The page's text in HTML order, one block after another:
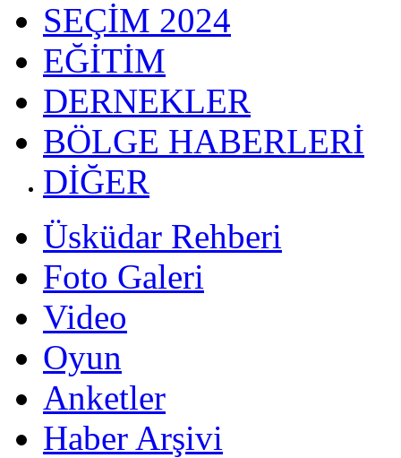
SEÇİM 2024
EĞİTİM
DERNEKLER
BÖLGE HABERLERİ
DİĞER
Üsküdar Rehberi
Foto Galeri
Video
Oyun
Anketler
Haber Arşivi